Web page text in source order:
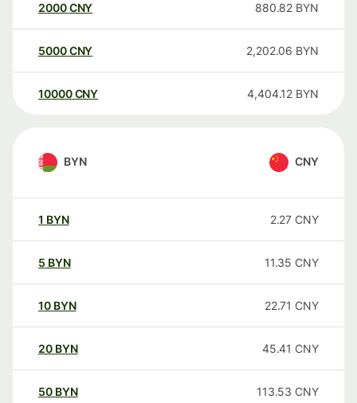
2000CNY 880.82 BYN
5000CNY 2,202.06 BYN
10000 CNY 4,404.12 BYN
BYN CNY
1 BYN 2.27 CNY
5 BYN 11.35 CNY
10 BYN 22.71 CNY
20 BYN 45.41 CNY
50 BYN 113.53 CNY